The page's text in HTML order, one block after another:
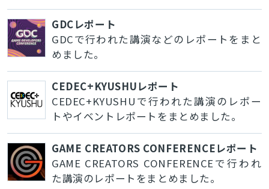
GDCレポート
GDCで行われた講演などのレポートをまと
めました。
CEDEC+KYUSHUレポート
CEDEC+KYUSHUで行われた講演のレポー
トやイベントレポートをまとめました。
GAME CREATORS CONFERENCEレポート
GAME CREATORS CONFERENCEで行われ
た講演のレポートをまとめました。